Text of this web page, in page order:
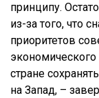
принципу.
из-за того, что
приоритетов
стране
на Запад, –